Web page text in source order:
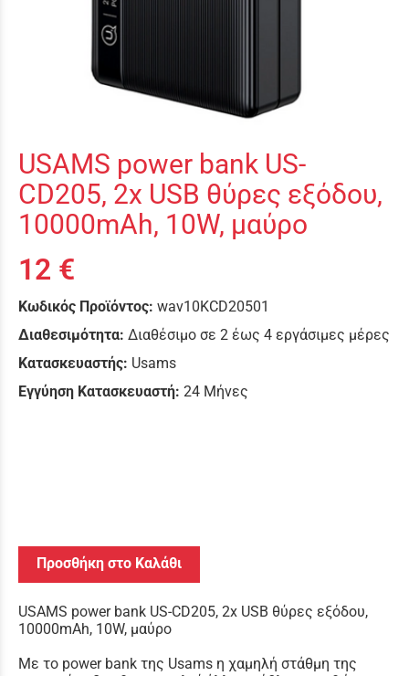
USAMS power bank US-
CD205, 2x USB θύρες εξόδου,
10000mAh, 10W, μαύρο
12 €
Κωδικός Προϊόντος: wav10KCD20501
Διαθεσιμότητα: Διαθέσιμο σε 2 έως 4 εργάσιμες μέρες
Κατασκευαστής: Usams
Εγγύηση Κατασκευαστή: 24 Μήνες
Προσθήκη στο Καλάθι
USAMS power bank US-CD205, 2x USB θύρες εξόδου,
10000mAh, 10W, μαύρο
Με το power bank της Usams η χαμηλή στάθμη της